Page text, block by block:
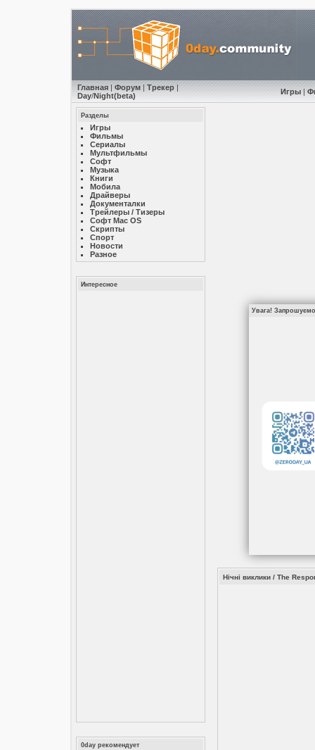
Главная| Форум| Трекер|
Day/Night(beta) Игры|
Разделы
Игры
Фильмы
Сериалы
Мультфильмы
Софт
Музыкa
Книги
Мобила
Драйверы
Документалки
Трейлеры / Тизеры
Софт Mac OS
Скрипты
Спорт
Новости
Разное
Интересное
0day рекомендует
Увага! Запрошуємо
Нічні виклики / The